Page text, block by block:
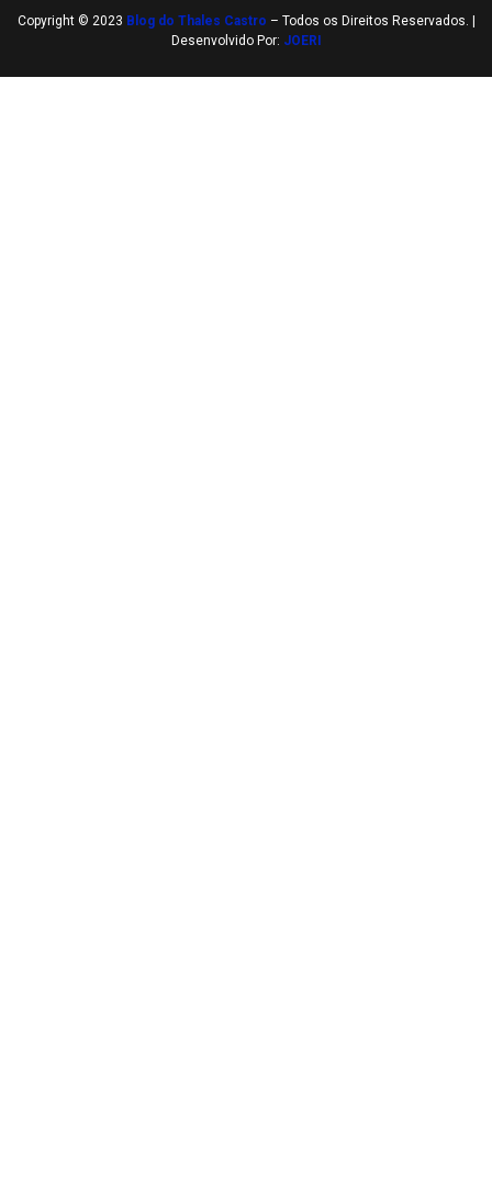
Copyright © 2023 Blog do Thales Castro – Todos os Direitos Reservados. |
Desenvolvido Por: JOERI